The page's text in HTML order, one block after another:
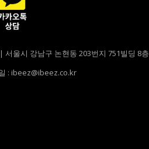
서울시 강남구 논현동 203번지 751빌딩 8층
: ibeez@ibeez.co.kr